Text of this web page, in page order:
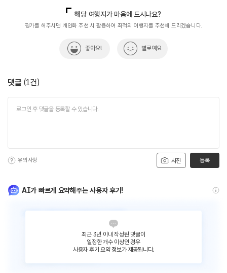
해당 여행지가 마음에 드시나요?
평가를 해주시면 개인화 추천 시 활용하여 최적의 여행지를 추천해 드리겠습니다.
좋아요! 별로예요
댓글 (1건)
사진
유의사항 등록
AI가 빠르게 요약해주는 사용자 후기!
최근 3년 이내 작성된 댓글이
일정한 개수 이상인 경우
사용자 후기 요약 정보가 제공됩니다.